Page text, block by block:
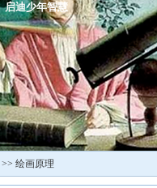
启迪少年智慧
>> 绘画原理